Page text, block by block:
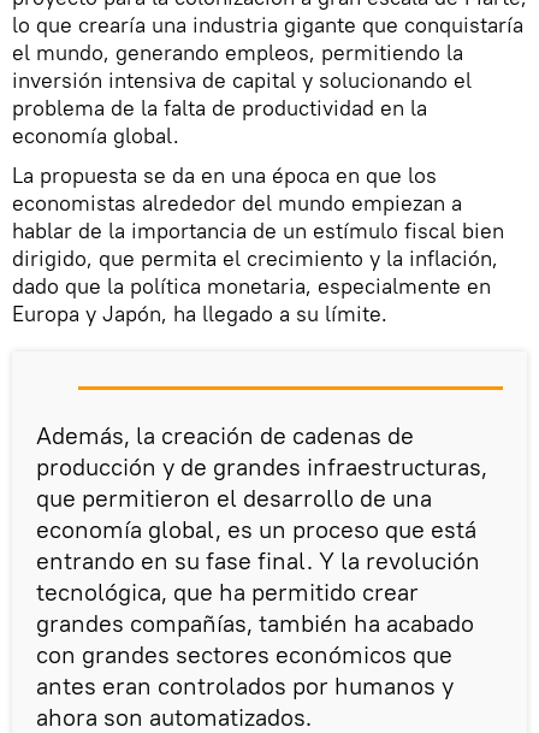
lo que crearía una industria gigante que conquistaría
el mundo, generando empleos, permitiendo la
inversión intensiva de capital y solucionando el
problema de la falta de productividad en la
economía global.
La propuesta se da en una época en que los
economistas alrededor del mundo empiezan a
hablar de la importancia de un estímulo fiscal bien
dirigido, que permita el crecimiento y la inflación,
dado que la política monetaria, especialmente en
Europa y Japón, ha llegado a su límite.
Además, la creación de cadenas de
producción y de grandes infraestructuras,
que permitieron el desarrollo de una
economía global, es un proceso que está
entrando en su fase final. Y la revolución
tecnológica, que ha permitido crear
grandes compañías, también ha acabado
con grandes sectores económicos que
antes eran controlados por humanos y
ahora son automatizados.